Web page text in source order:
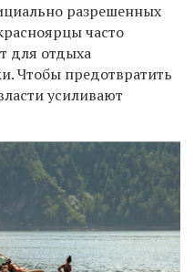
разрешенных
часто
для отдыха
Чтобы предотвратить
усиливают